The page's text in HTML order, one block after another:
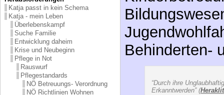
Katja passt in kein Schema
Katja - mein Leben
Überlebenskampf
Suche Familie
Entwicklung daheim
Krise und Neubeginn
Pflege in Not
Rauswurf
Pflegestandards
NÖ Betreuungs- Verordnung
NÖ Richtlinien Wohnen
Behinderten-
“Durch ihre
Erkanntwerden” (